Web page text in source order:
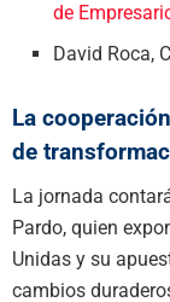
de
David Roca,
La
de
La jornada
Pardo, quien
Unidas y su
cambios